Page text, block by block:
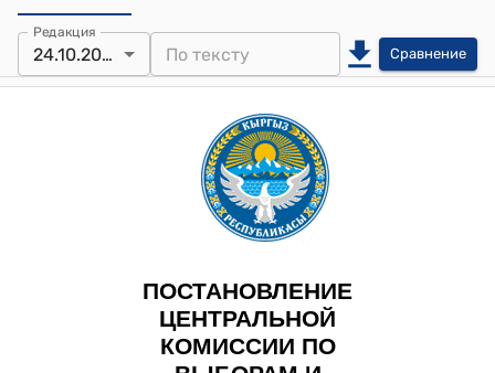
Редакция
24.10.2025 Сравнение